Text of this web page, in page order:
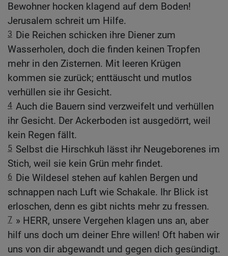
Bewohner hocken klagend auf dem Boden!
Jerusalem schreit um Hilfe.
3 Die Reichen schicken ihre Diener zum
Wasserholen, doch die finden keinen Tropfen
mehr in den Zisternen. Mit leeren Krügen
kommen sie zurück; enttäuscht und mutlos
verhüllen sie ihr Gesicht.
4 Auch die Bauern sind verzweifelt und verhüllen
ihr Gesicht. Der Ackerboden ist ausgedörrt, weil
kein Regen fällt.
5 Selbst die Hirschkuh lässt ihr Neugeborenes im
Stich, weil sie kein Grün mehr findet.
6 Die Wildesel stehen auf kahlen Bergen und
schnappen nach Luft wie Schakale. Ihr Blick ist
erloschen, denn es gibt nichts mehr zu fressen.
7 » HERR, unsere Vergehen klagen uns an, aber
hilf uns doch um deiner Ehre willen! Oft haben wir
uns von dir abgewandt und gegen dich gesündigt.